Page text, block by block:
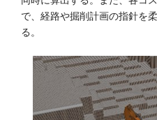
で、経路や掘削計画の指針を
る。